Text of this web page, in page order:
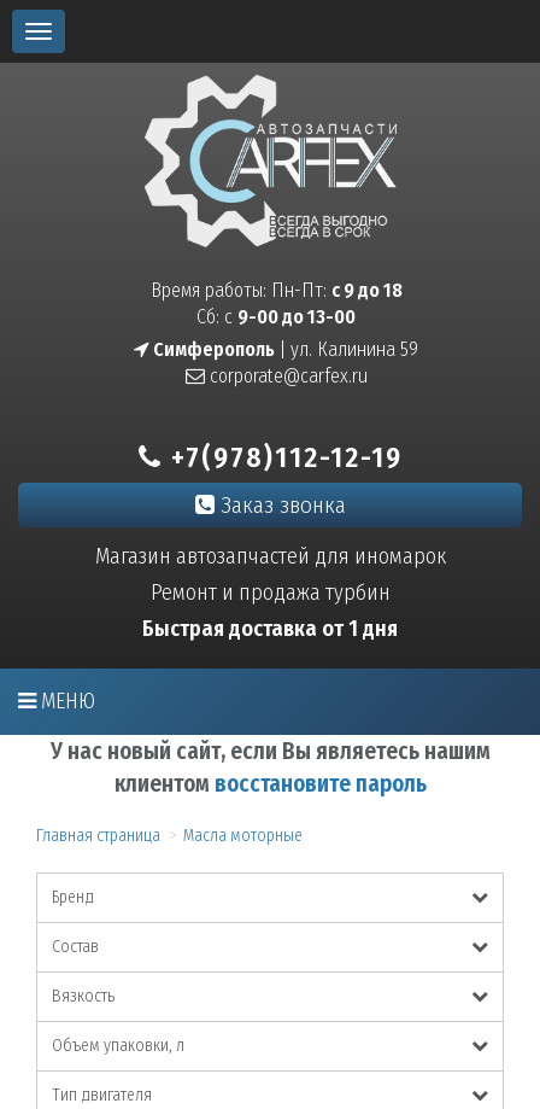
Toggle
navigation
Время работы: Пн-Пт: с 9 до 18
Сб: с 9-00 до 13-00
Симферополь | ул. Калинина 59
corporate@carfex.ru
+7(978)112-12-19
Заказ звонка
Магазин автозапчастей для иномарок
Ремонт и продажа турбин
Быстрая доставка от 1 дня
МЕНЮ
У нас новый сайт, если Вы являетесь нашим
клиентом восстановите пароль
Главная страница Масла моторные
Бренд
Состав
Вязкость
Объем упаковки, л
Тип двигателя